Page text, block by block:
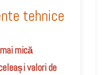
tehnice
mică
valori de